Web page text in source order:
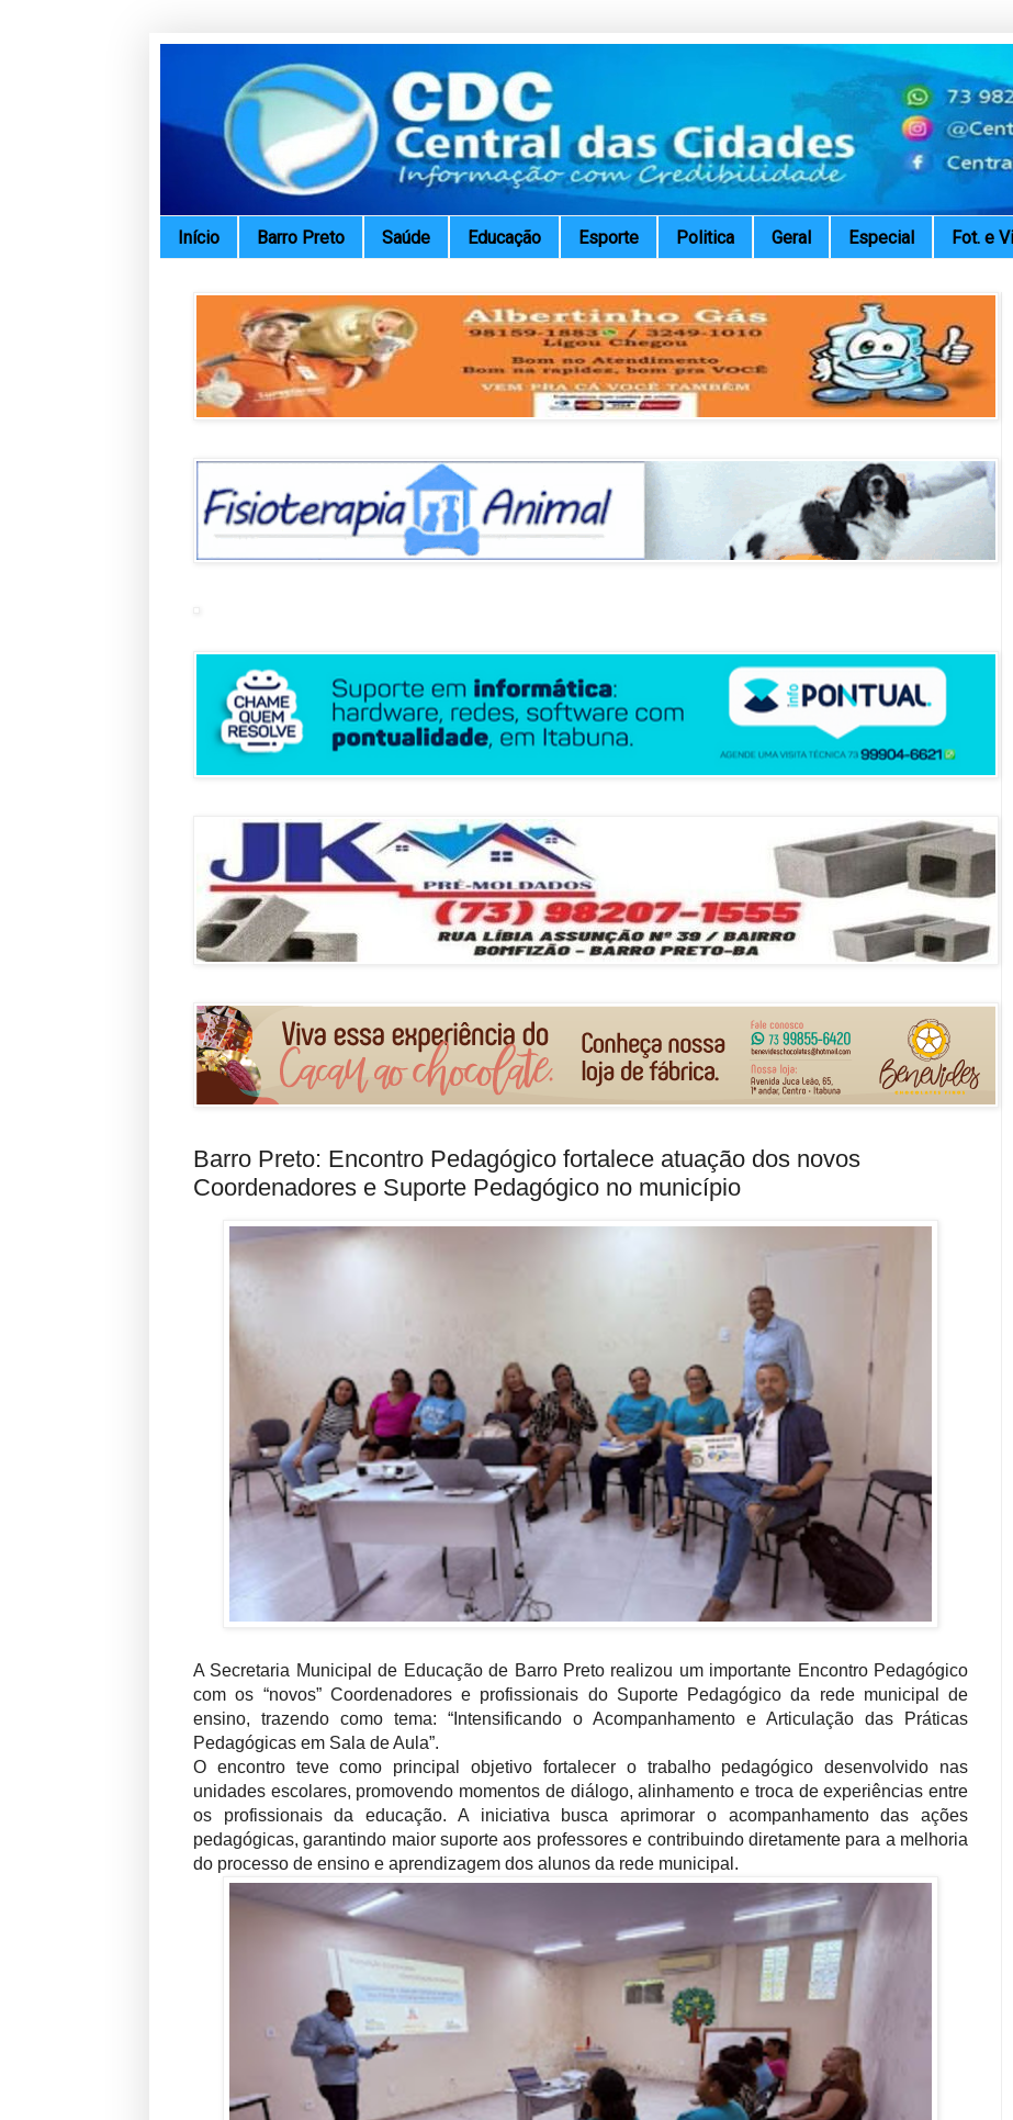
Início Barro Preto Saúde Educação Esporte Politica Geral Especial Fot. e
Barro Preto: Encontro Pedagógico fortalece atuação dos novos
Coordenadores e Suporte Pedagógico no município
A Secretaria Municipal de Educação de Barro Preto realizou um importante Encontro Pedagógico
com os “novos” Coordenadores e profissionais do Suporte Pedagógico da rede municipal de
ensino, trazendo como tema: “Intensificando o Acompanhamento e Articulação das Práticas
Pedagógicas em Sala de Aula”.
O encontro teve como principal objetivo fortalecer o trabalho pedagógico desenvolvido nas
unidades escolares, promovendo momentos de diálogo, alinhamento e troca de experiências entre
os profissionais da educação. A iniciativa busca aprimorar o acompanhamento das ações
pedagógicas, garantindo maior suporte aos professores e contribuindo diretamente para a melhoria
do processo de ensino e aprendizagem dos alunos da rede municipal.